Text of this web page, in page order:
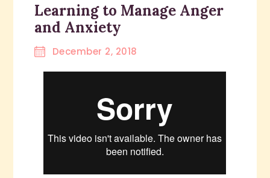
Learning to Manage Anger
and Anxiety
December 2, 2018